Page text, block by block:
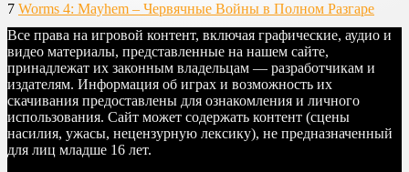
7 Worms 4: Mayhem – Червячные Войны в Полном Разгаре
Все права на игровой контент, включая графические, аудио и
видео материалы, представленные на нашем сайте,
принадлежат их законным владельцам — разработчикам и
издателям. Информация об играх и возможность их
скачивания предоставлены для ознакомления и личного
использования. Сайт может содержать контент (сцены
насилия, ужасы, нецензурную лексику), не предназначенный
для лиц младше 16 лет.